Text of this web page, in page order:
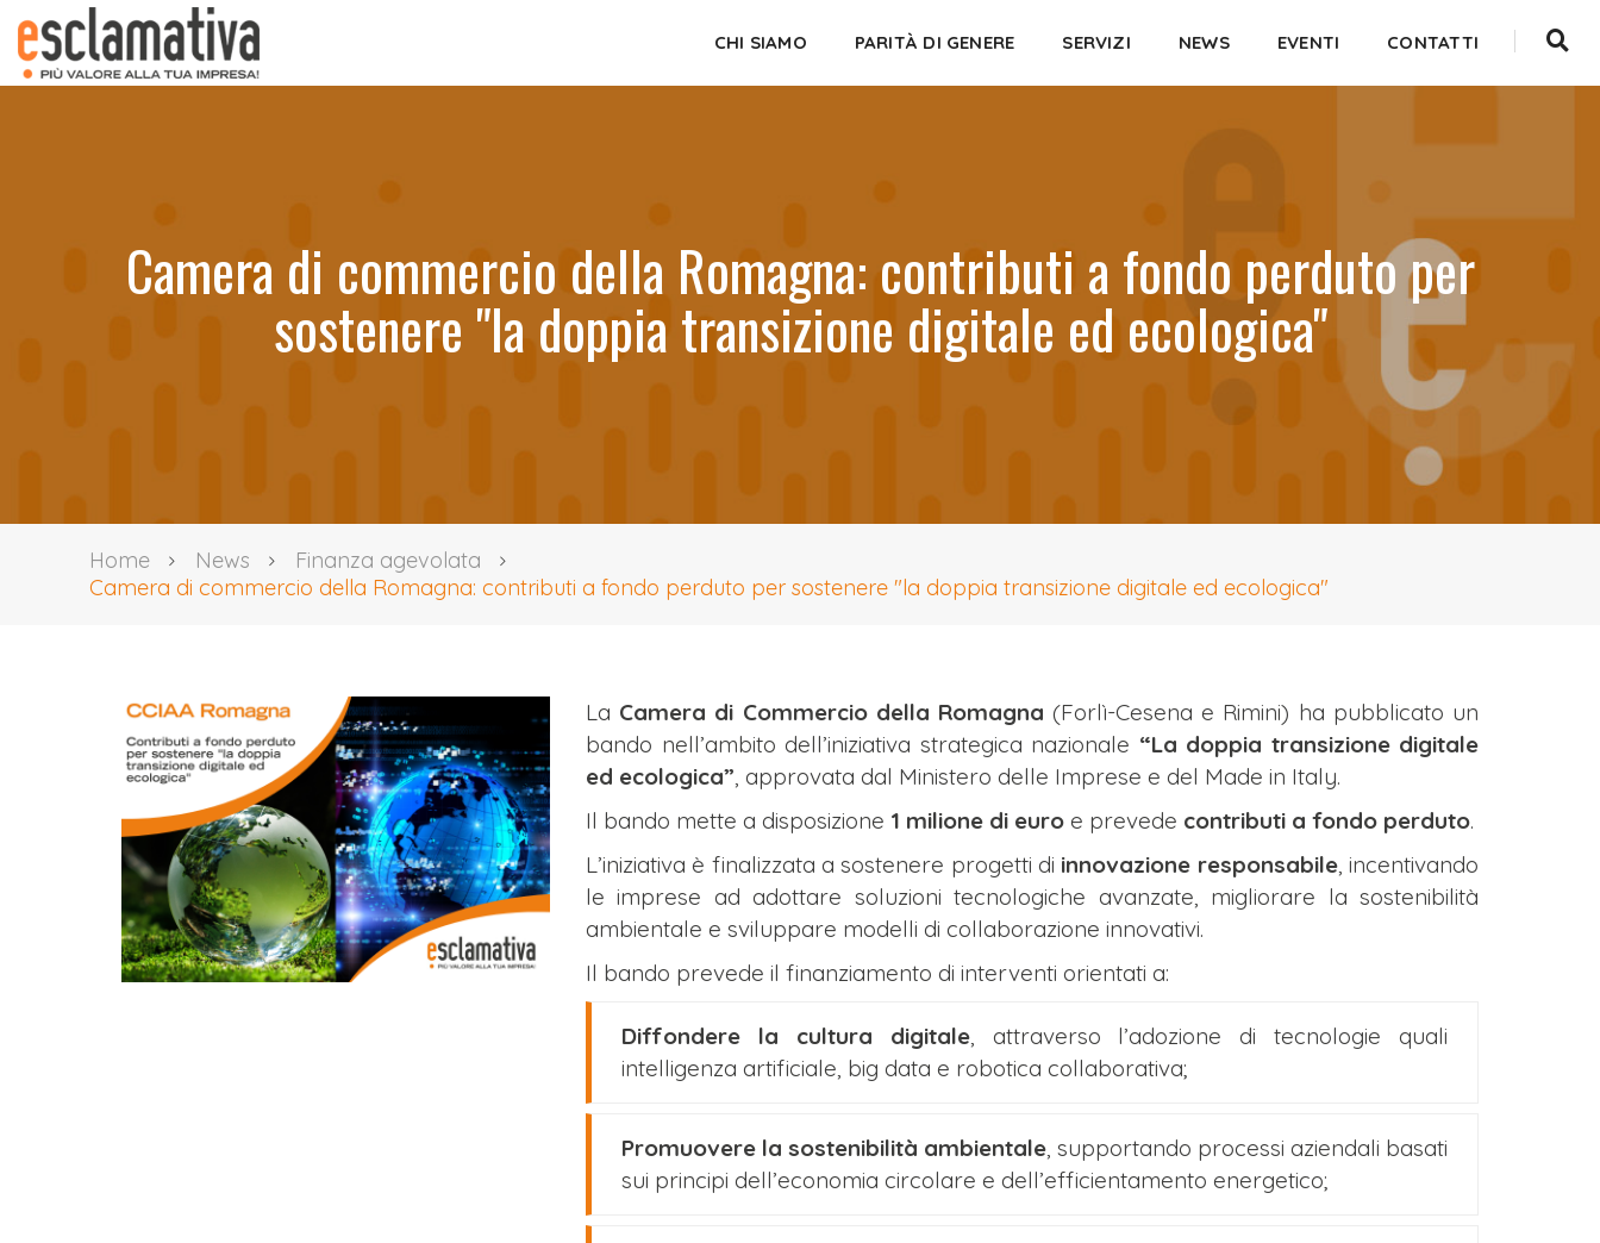
CHI SIAMO PARITÀ DI GENERE SERVIZI NEWS EVENTI CONTATTI
Camera di commercio della Romagna: contributi a fondo perduto per
sostenere "la doppia transizione digitale ed ecologica"
Home News
Finanza agevolata
Camera di commercio della Romagna: contributi a fondo perduto per sostenere "la doppia transizione digitale ed ecologica"
La Camera di Commercio della Romagna (Forlì-Cesena e Rimini) ha pubblicato un
bando nell’ambito dell’iniziativa strategica nazionale “La doppia transizione digitale
ed ecologica”, approvata dal Ministero delle Imprese e del Made in Italy.
Il bando mette a disposizione 1 milione di euro e prevede contributi a fondo perduto.
L’iniziativa è finalizzata a sostenere progetti di innovazione responsabile, incentivando
le imprese ad adottare soluzioni tecnologiche avanzate, migliorare la sostenibilità
ambientale e sviluppare modelli di collaborazione innovativi.
Il bando prevede il finanziamento di interventi orientati a:
Diffondere la cultura digitale, attraverso l’adozione di tecnologie quali
intelligenza artificiale, big data e robotica collaborativa;
Promuovere la sostenibilità ambientale, supportando processi aziendali basati
sui principi dell’economia circolare e dell’efficientamento energetico;